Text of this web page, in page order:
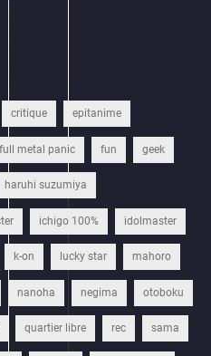
critique epitanime
full metal panic fun geek
haruhi suzumiya
ichigo 100% idolmaster
k-on lucky star mahoro
nanoha negima otoboku
quartier libre rec sama